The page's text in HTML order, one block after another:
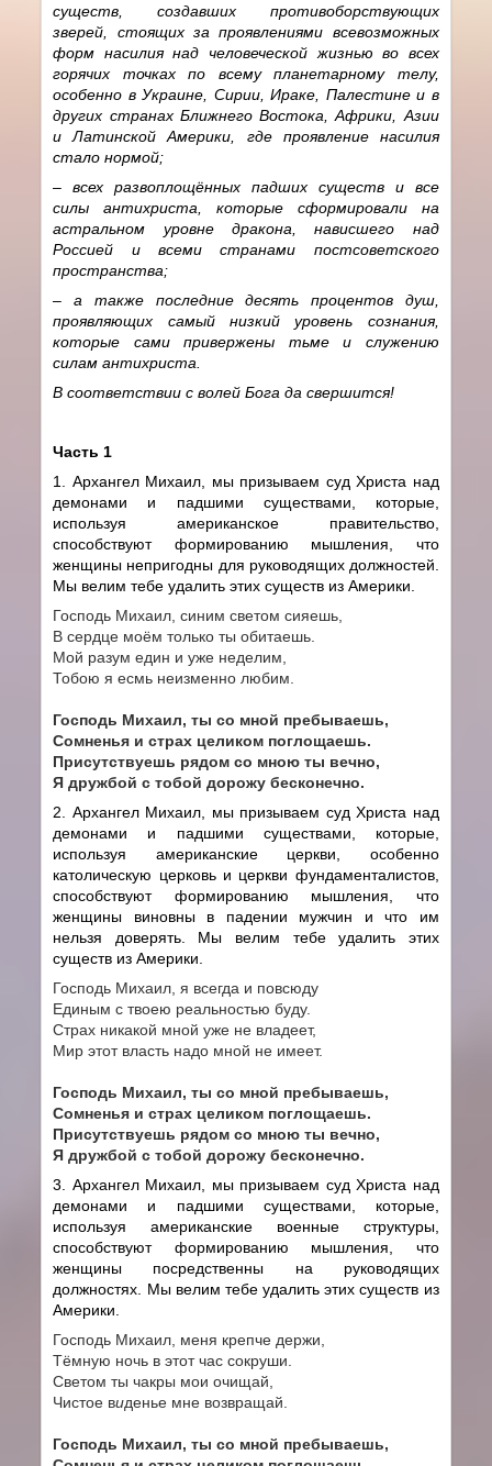
существ, создавших противоборствующих
зверей, стоящих за проявлениями всевозможных
форм насилия над человеческой жизнью во всех
горячих точках по всему планетарному телу,
особенно в Украине, Сирии, Ираке, Палестине и в
других странах Ближнего Востока, Африки, Азии
и Латинской Америки, где проявление насилия
стало нормой;
– всех развоплощённых падших существ и все
силы антихриста, которые сформировали на
астральном уровне дракона, нависшего над
Россией и всеми странами постсоветского
пространства;
– а также последние десять процентов душ,
проявляющих самый низкий уровень сознания,
которые сами привержены тьме и служению
силам антихриста.
В соответствии с волей Бога да свершится!
Часть 1
1. Архангел Михаил, мы призываем суд Христа над
демонами и падшими существами, которые,
используя американское правительство,
способствуют формированию мышления, что
женщины непригодны для руководящих должностей.
Мы велим тебе удалить этих существ из Америки.
Господь Михаил, синим светом сияешь,
В сердце моём только ты обитаешь.
Мой разум един и уже неделим,
Тобою я есмь неизменно любим.
Господь Михаил, ты со мной пребываешь,
Сомненья и страх целиком поглощаешь.
Присутствуешь рядом со мною ты вечно,
Я дружбой с тобой дорожу бесконечно.
2. Архангел Михаил, мы призываем суд Христа над
демонами и падшими существами, которые,
используя американские церкви, особенно
католическую церковь и церкви фундаменталистов,
способствуют формированию мышления, что
женщины виновны в падении мужчин и что им
нельзя доверять. Мы велим тебе удалить этих
существ из Америки.
Господь Михаил, я всегда и повсюду
Единым с твоею реальностью буду.
Страх никакой мной уже не владеет,
Мир этот власть надо мной не имеет.
Господь Михаил, ты со мной пребываешь,
Сомненья и страх целиком поглощаешь.
Присутствуешь рядом со мною ты вечно,
Я дружбой с тобой дорожу бесконечно.
3. Архангел Михаил, мы призываем суд Христа над
демонами и падшими существами, которые,
используя американские военные структуры,
способствуют формированию мышления, что
женщины посредственны на руководящих
должностях. Мы велим тебе удалить этих существ из
Америки.
Господь Михаил, меня крепче держи,
Тёмную ночь в этот час сокруши.
Светом ты чакры мои очищай,
Чистое виденье мне возвращай.
Господь Михаил, ты со мной пребываешь,